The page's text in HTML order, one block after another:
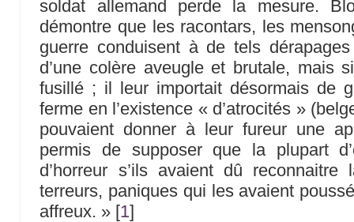
soldat allemand perde la mesure.
démontre que les racontars, les
guerre conduisent à de tels
d’une colère aveugle et brutale, mais
fusillé ; il leur importait désormais de
ferme en l’existence « d’atrocités »
pouvaient donner à leur fureur une
permis de supposer que la plupart
d’horreur s’ils avaient dû
terreurs, paniques qui les avaient
affreux. » [1]